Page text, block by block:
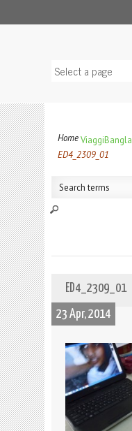
HomeViaggi
ED4_2309_01
ED4_2309_01
23 Apr, 2014